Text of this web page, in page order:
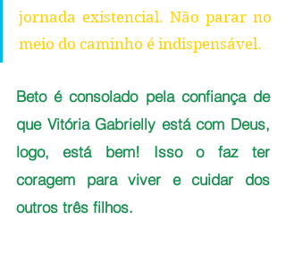
jornada existencial. Não parar no
meio do caminho é indispensável.
Beto é consolado pela confiança de
que Vitória Gabrielly está com Deus,
logo, está bem! Isso o faz ter
coragem para viver e cuidar dos
outros três filhos.